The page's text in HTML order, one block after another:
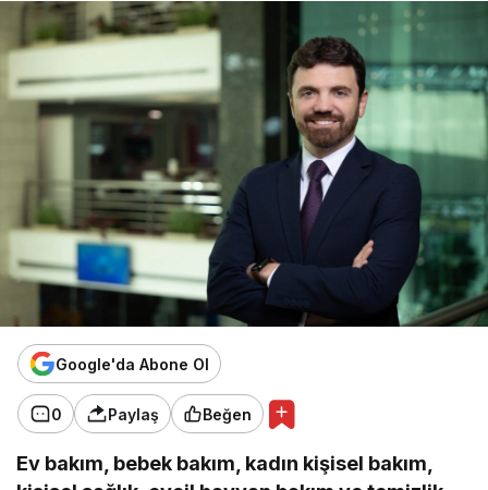
Google'da Abone Ol
0 Paylaş Beğen
Ev bakım, bebek bakım, kadın kişisel bakım,